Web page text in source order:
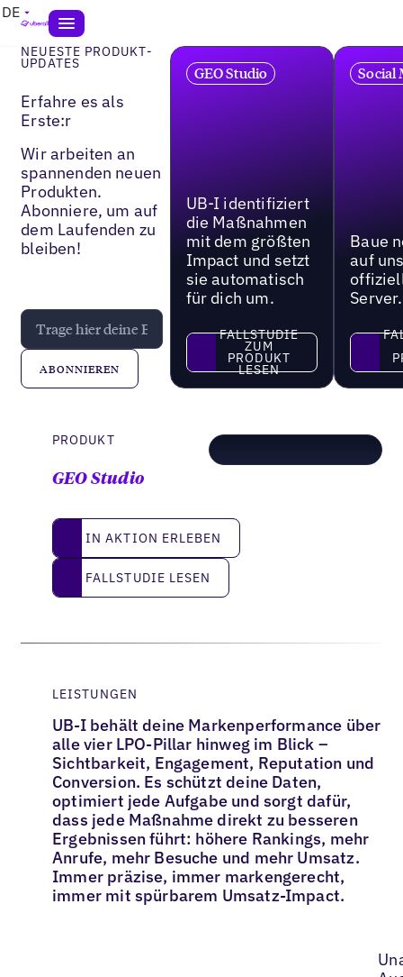
DE
NEUESTE PRODUKT-
UPDATES
Erfahre es als
Erste:r
Wir arbeiten an
spannenden neuen
Produkten.
Abonniere, um auf
dem Laufenden zu
bleiben!
GEO Studio
UB-I identifiziert
die Maßnahmen
mit dem größten
Impact und setzt
sie automatisch
für dich um.
Fallstudie zum Produkt lesen
FALLSTUDIE
ZUM
PRODUKT
LESEN
Social
Baue
auf
Server.
PRODUKT
GEO Studio
IN AKTION ERLEBEN
IN AKTION ERLEBEN
Fallstudie lesen
FALLSTUDIE LESEN
LEISTUNGEN
UB-I behält deine Markenperformance über
alle vier LPO-Pillar hinweg im Blick –
Sichtbarkeit, Engagement, Reputation und
Conversion. Es schützt deine Daten,
optimiert jede Aufgabe und sorgt dafür,
dass jede Maßnahme direkt zu besseren
Ergebnissen führt: höhere Rankings, mehr
Anrufe, mehr Besuche und mehr Umsatz.
Immer präzise, immer markengerecht,
immer mit spürbarem Umsatz-Impact.